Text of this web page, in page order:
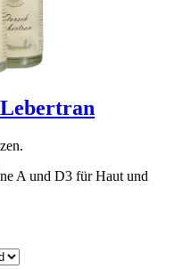
A und D3 für Haut und
BARF-